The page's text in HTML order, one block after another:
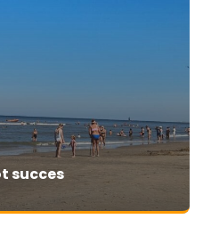
succes